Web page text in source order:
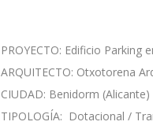
PROYECTO: Edificio Parking
ARQUITECTO: Otxotorena
CIUDAD: Benidorm (Alicante)
TIPOLOGÍA: Dotacional /